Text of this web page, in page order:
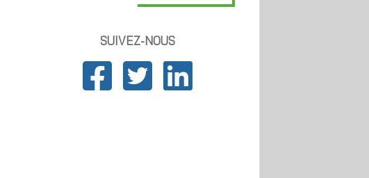
SUIVEZ-NOUS